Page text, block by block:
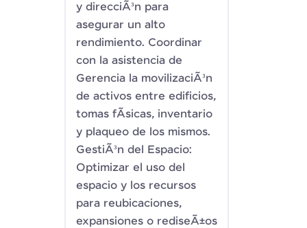
y direcciÃ³n para
asegurar un alto
rendimiento. Coordinar
con la asistencia de
Gerencia la movilizaciÃ³n
de activos entre edificios,
tomas fÃ­sicas, inventario
y plaqueo de los mismos.
GestiÃ³n del Espacio:
Optimizar el uso del
espacio y los recursos
para reubicaciones,
expansiones o rediseÃ±os